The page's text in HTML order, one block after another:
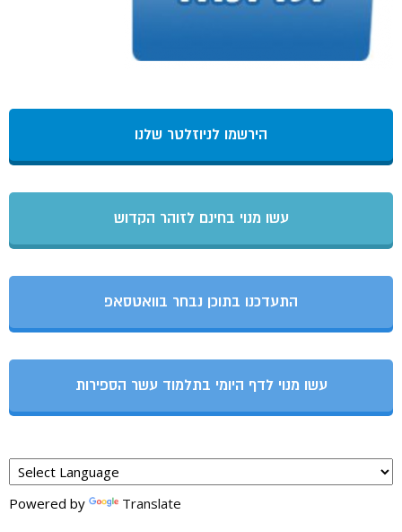
הירשמו לניוזלטר שלנו
עשו מנוי בחינם לזוהר הקדוש
התעדכנו בתוכן נבחר בוואטסאפ
עשו מנוי לדף היומי בתלמוד עשר הספירות
Powered by Translate